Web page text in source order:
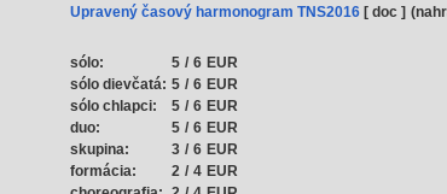
Upravený časový harmonogram TNS2016[ doc ]
sólo: 5 / 6 EUR
sólo dievčatá: 5 / 6 EUR
sólo chlapci:
5 / 6 EUR
duo:
5 / 6 EUR
skupina:
3 / 6 EUR
formácia:
2 / 4 EUR